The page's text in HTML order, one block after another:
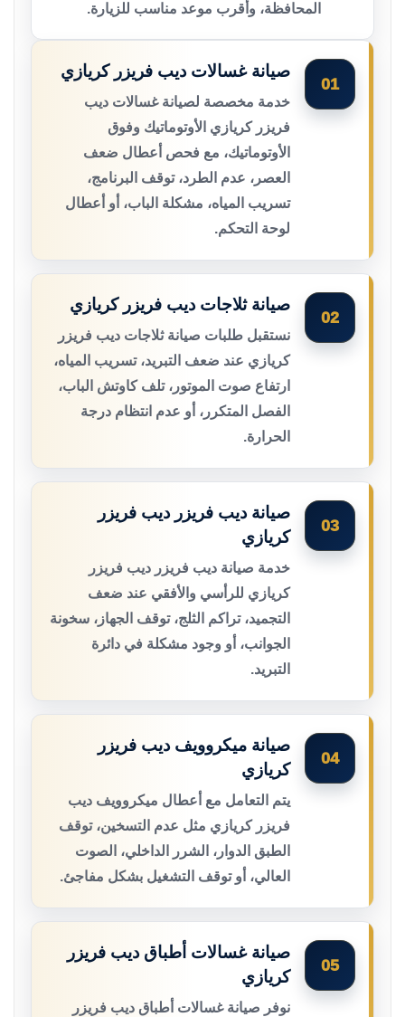
المحافظة، وأقرب موعد مناسب للزيارة.
01
صيانة غسالات ديب فريزر كريازي
خدمة مخصصة لصيانة غسالات ديب
فريزر كريازي الأوتوماتيك وفوق
الأوتوماتيك، مع فحص أعطال ضعف
العصر، عدم الطرد، توقف البرنامج،
تسريب المياه، مشكلة الباب، أو أعطال
لوحة التحكم.
02
صيانة ثلاجات ديب فريزر كريازي
نستقبل طلبات صيانة ثلاجات ديب فريزر
كريازي عند ضعف التبريد، تسريب المياه،
ارتفاع صوت الموتور، تلف كاوتش الباب،
الفصل المتكرر، أو عدم انتظام درجة
الحرارة.
03
صيانة ديب فريزر ديب فريزر
كريازي
خدمة صيانة ديب فريزر ديب فريزر
كريازي للرأسي والأفقي عند ضعف
التجميد، تراكم الثلج، توقف الجهاز، سخونة
الجوانب، أو وجود مشكلة في دائرة
التبريد.
04
صيانة ميكروويف ديب فريزر
كريازي
يتم التعامل مع أعطال ميكروويف ديب
فريزر كريازي مثل عدم التسخين، توقف
الطبق الدوار، الشرر الداخلي، الصوت
العالي، أو توقف التشغيل بشكل مفاجئ.
05
صيانة غسالات أطباق ديب فريزر
كريازي
نوفر صيانة غسالات أطباق ديب فريزر